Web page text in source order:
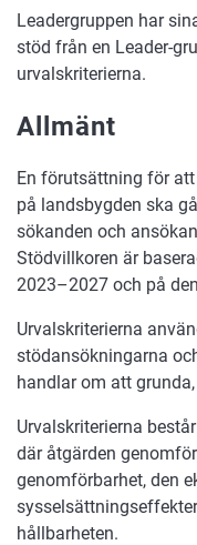
Leadergruppen har
stöd från en Leader-
urvalskriterierna.
Allmänt
En förutsättning för
på landsbygden ska
sökanden och
Stödvillkoren är
2023–2027 och på
Urvalskriterierna
stödansökningarna
handlar om att
Urvalskriterierna
där åtgärden
genomförbarhet, den
hållbarheten.